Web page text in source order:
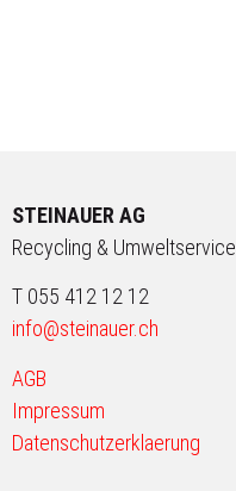
STEINAUER AG
Recycling & Umweltservice
T 055 412 12 12
info@steinauer.ch
AGB
Impressum
Datenschutzerklaerung